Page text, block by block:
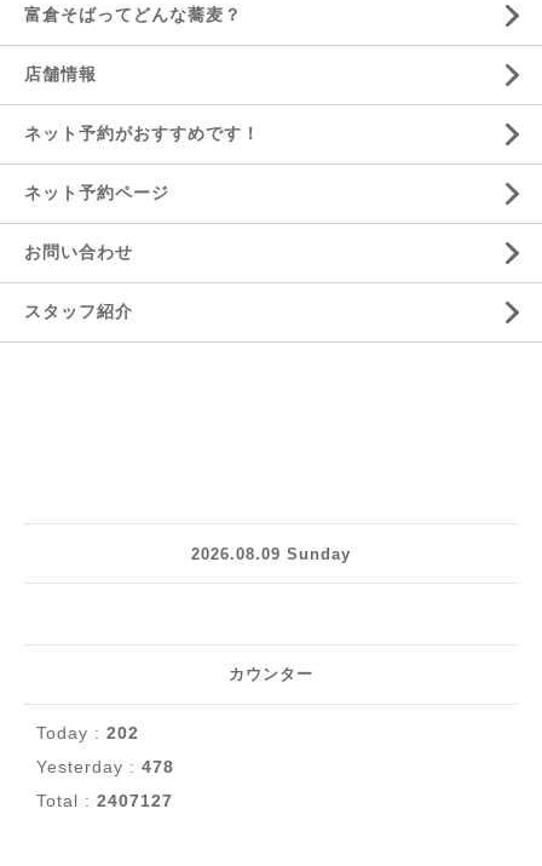
富倉そばってどんな蕎麦？
店舗情報
ネット予約がおすすめです！
ネット予約ページ
お問い合わせ
スタッフ紹介
2026.08.09 Sunday
カウンター
Today : 202
Yesterday : 478
Total : 2407127